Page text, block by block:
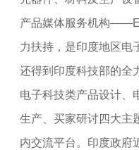
产品媒体服务机构
力扶持，是印度地区电
还得到印度科技部的全
电子科技类产品设计、
生产、买家研讨四大主
内交流平台。印度政府